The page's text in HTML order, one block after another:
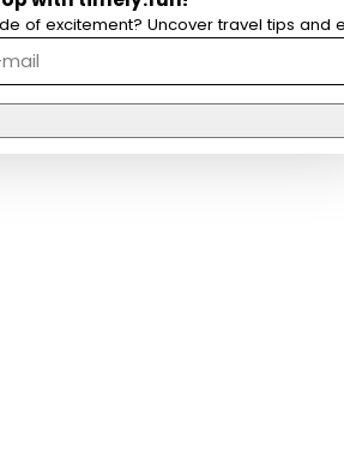
of excitement? Uncover travel tips and